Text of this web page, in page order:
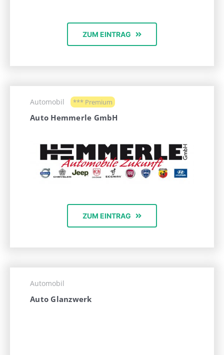
ZUM EINTRAG
Automobil *** Premium
Auto Hemmerle GmbH
ZUM EINTRAG
Automobil
Auto Glanzwerk